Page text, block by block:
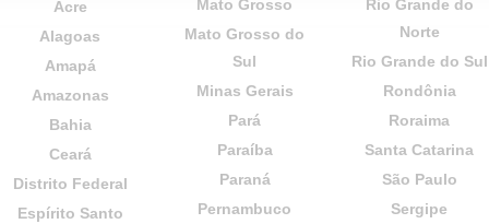
Acre
Alagoas
Amapá
Amazonas
Bahia
Ceará
Distrito Federal
Espírito Santo
Mato Grosso
Mato Grosso do
Sul
Minas Gerais
Pará
Paraíba
Paraná
Pernambuco
Rio Grande do
Norte
Rio Grande do Sul
Rondônia
Roraima
Santa Catarina
São Paulo
Sergipe